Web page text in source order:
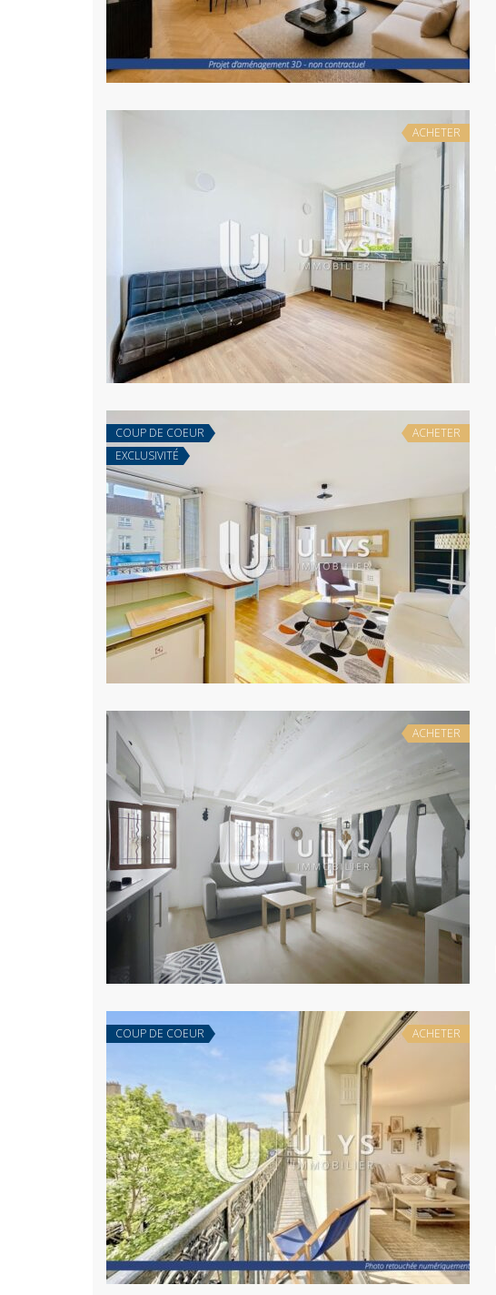
ACHETER
COUP DE COEUR
EXCLUSIVITÉ
ACHETER
ACHETER
COUP DE COEUR ACHETER